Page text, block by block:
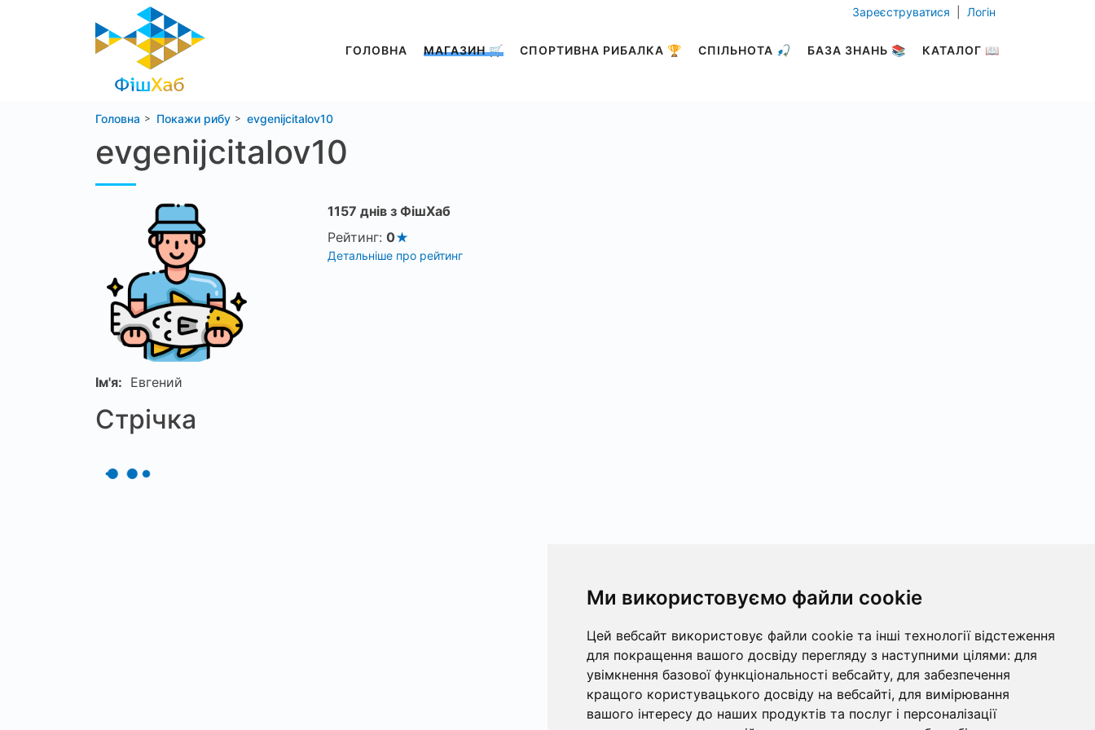
Ми використовуємо файли cookie
Цей вебсайт використовує файли cookie та інші технології відстеження
для покращення вашого досвіду перегляду з наступними цілями: для
увімкнення базової функціональності вебсайту, для забезпечення
кращого користувацького досвіду на вебсайті, для вимірювання
вашого інтересу до наших продуктів та послуг і персоналізації
ГОЛОВНА МАГАЗИН 🛒 СПОРТИВНА РИБАЛКА 🏆 СПІЛЬНОТА 🎣 БАЗА ЗНАНЬ 📚 КАТАЛОГ 📖
Зареєструватися Логін
Головна Покажи рибу evgenijcitalov10
evgenijcitalov10
1157 днів з ФішХаб
Рейтинг: 0
Детальніше про рейтинг
Ім'я: Евгений
Стрічка